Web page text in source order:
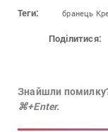
Теги: бранець
Поділитися:
Знайшли помилку?
⌘+Enter.